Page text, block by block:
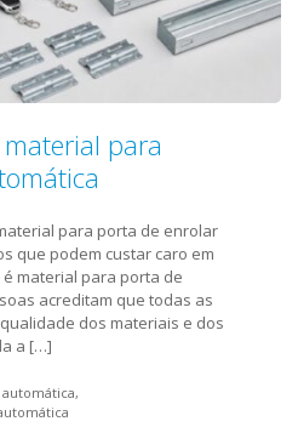
para
para porta de enrolar
que podem custar caro em
material para porta de
acreditam que todas as
dos materiais e dos
a […]